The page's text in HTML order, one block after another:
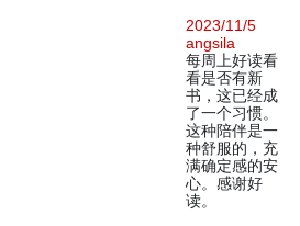
2023/11/5
angsila
每周上好读看
看是否有新
书，这已经成
了一个习惯。
这种陪伴是一
种舒服的，充
满确定感的安
心。感谢好
读。